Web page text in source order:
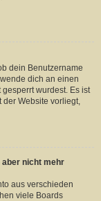
dein Benutzername
dich an einen
wurdest. Es ist
Website vorliegt,
aber nicht mehr
aus verschieden
viele Boards